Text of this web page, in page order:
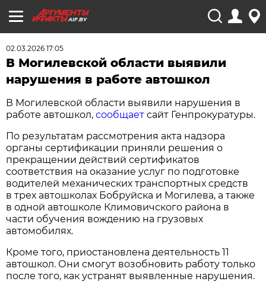
AIF.BY
02.03.2026 17:05
В Могилевской области выявили
нарушения в работе автошкол
В Могилевской области выявили нарушения в
работе автошкол,сообщает сайт Генпрокуратуры.
По результатам рассмотрения акта надзора
органы сертификации приняли решения о
прекращении действий сертификатов
соответствия на оказание услуг по подготовке
водителей механических транспортных средств
в трех автошколах Бобруйска и Могилева, а также
в одной автошколе Климовичского района в
части обучения вождению на грузовых
автомобилях.
Кроме того, приостановлена деятельность 11
автошкол. Они смогут возобновить работу только
после того, как устранят выявленные нарушения.